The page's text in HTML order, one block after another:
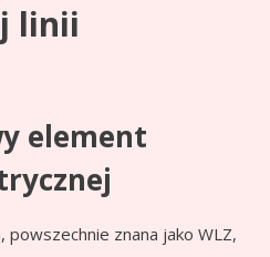
linii
element
powszechnie znana jako WLZ,